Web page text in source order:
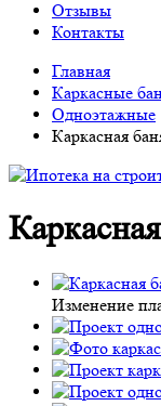
Отзывы
Контакты
Главная
Каркасные
Одноэтажные
Каркасная
Изменение